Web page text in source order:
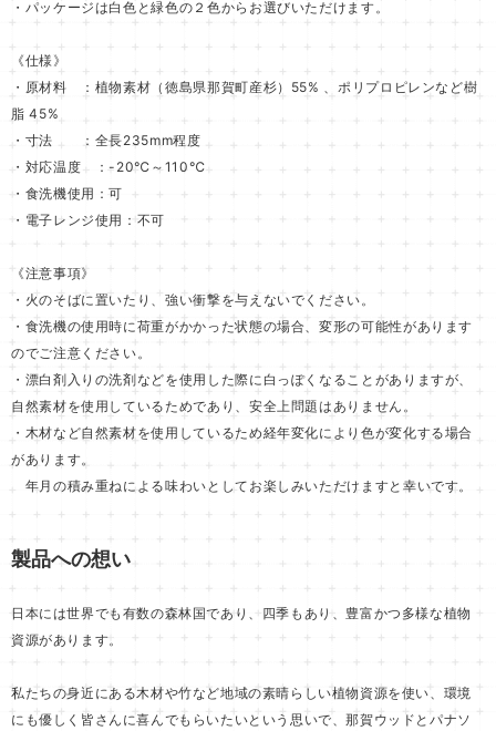
・パッケージは白色と緑色の２色からお選びいただけます。
《仕様》
・原材料 ：植物素材（徳島県那賀町産杉）55% 、ポリプロピレンなど樹
脂 45%
・寸法 ：全長235mm程度
・対応温度 ：-20℃～110℃
・食洗機使用：可
・電子レンジ使用：不可
《注意事項》
・火のそばに置いたり、強い衝撃を与えないでください。
・食洗機の使用時に荷重がかかった状態の場合、変形の可能性があります
のでご注意ください。
・漂白剤入りの洗剤などを使用した際に白っぽくなることがありますが、
自然素材を使用しているためであり、安全上問題はありません。
・木材など自然素材を使用しているため経年変化により色が変化する場合
があります。
年月の積み重ねによる味わいとしてお楽しみいただけますと幸いです。
製品への想い
日本には世界でも有数の森林国であり、四季もあり、豊富かつ多様な植物
資源があります。
私たちの身近にある木材や竹など地域の素晴らしい植物資源を使い、環境
にも優しく皆さんに喜んでもらいたいという思いで、那賀ウッドとパナソ